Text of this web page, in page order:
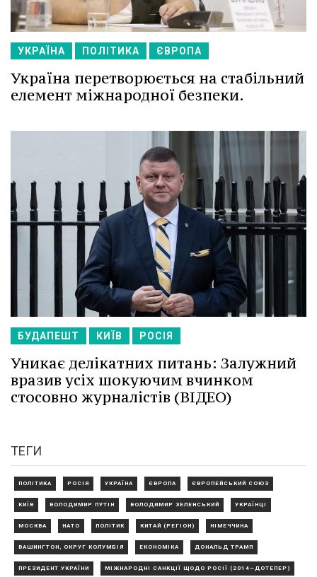
УКРАЇНА ПОЛІТИКА ЄВРОПА
Україна перетворюється на стабільний
елемент міжнародної безпеки.
БУДАПЕШТ КИЇВ РОСІЯ
Уникає делікатних питань: Залужний
вразив усіх шокуючим вчинком
стосовно журналістів (ВІДЕО)
ТЕГИ
ПОЛІТИКА РОСІЯ УКРАЇНА ЄВРОПА ЄВРОПЕЙСЬКИЙ СОЮЗ
КИЇВ ВОЛОДИМИР ПУТІН ВОЛОДИМИР ЗЕЛЕНСЬКИЙ УКРАЇНЦІ
МОСКВА НАТО ПОЛІТИК КИТАЙ (РЕГІОН) НІМЕЧЧИНА
ВАШИНГТОН, ОКРУГ КОЛУМБІЯ ЕКОНОМІКА ДОНАЛЬД ТРАМП
ПРЕЗИДЕНТ УКРАЇНИ МІЖНАРОДНІ САНКЦІЇ ЩОДО РОСІЇ (2014—ДОТЕПЕР)